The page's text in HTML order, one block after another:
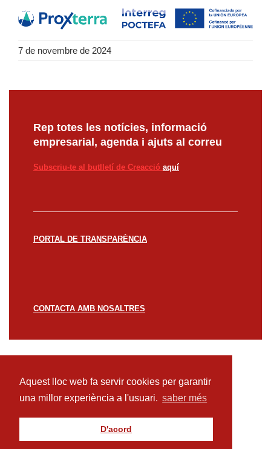
Aquest lloc web fa servir cookies per garantir
una millor experiència a l'usuari. saber més
D'acord
7 de novembre de 2024
Rep totes les notícies, informació
empresarial, agenda i ajuts al correu
Subscriu-te al butlletí de Creacció aquí
PORTAL DE TRANSPARÈNCIA
CONTACTA AMB NOSALTRES